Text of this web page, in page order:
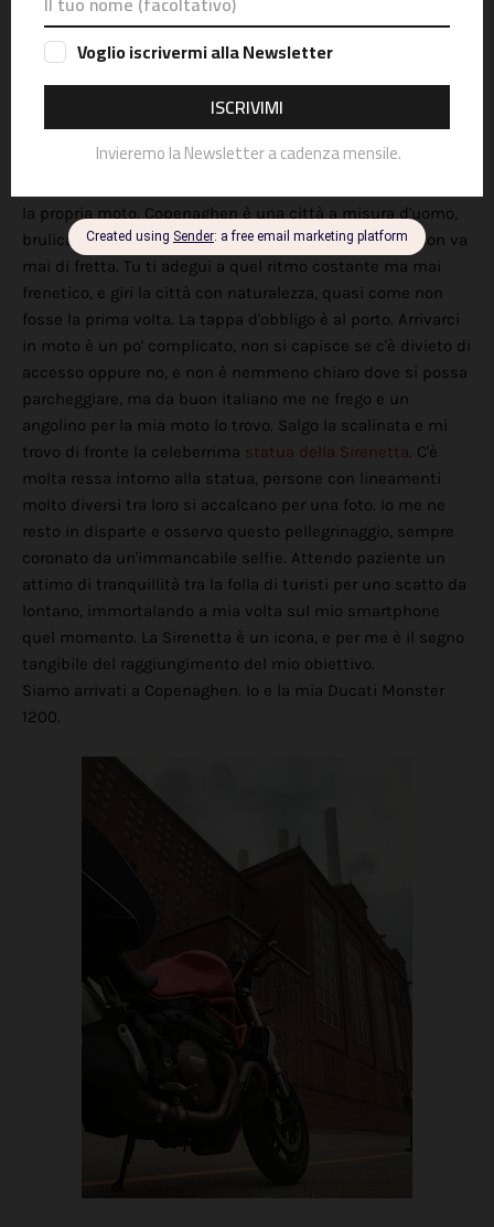
che incontrano di tanto in tanto villaggi fuori dal tempo. La
meta del mio viaggio è davvero vicina. Il meteo è così così
ma non è poi così male. Fa un po' freddo ma sono
attrezzato a dovere. Lascio i bagagli in albergo, a Soro, e
salgo in moto, direzione Copenhagen.
la propria moto. Copenaghen è una città a misura d'uomo,
brulica di gente operosa ma non è troppo affollata e non va
mai di fretta. Tu ti adegui a quel ritmo costante ma mai
frenetico, e giri la città con naturalezza, quasi come non
fosse la prima volta. La tappa d'obbligo è al porto. Arrivarci
in moto è un po' complicato, non si capisce se c'è divieto di
accesso oppure no, e non è nemmeno chiaro dove si possa
parcheggiare, ma da buon italiano me ne frego e un
angolino per la mia moto lo trovo. Salgo la scalinata e mi
trovo di fronte la celeberrima statua della Sirenetta. C'è
molta ressa intorno alla statua, persone con lineamenti
molto diversi tra loro si accalcano per una foto. Io me ne
resto in disparte e osservo questo pellegrinaggio, sempre
coronato da un'immancabile selfie. Attendo paziente un
attimo di tranquillità tra la folla di turisti per uno scatto da
lontano, immortalando a mia volta sul mio smartphone
quel momento. La Sirenetta è un icona, e per me è il segno
tangibile del raggiungimento del mio obiettivo.
Siamo arrivati a Copenaghen. Io e la mia Ducati Monster
1200.